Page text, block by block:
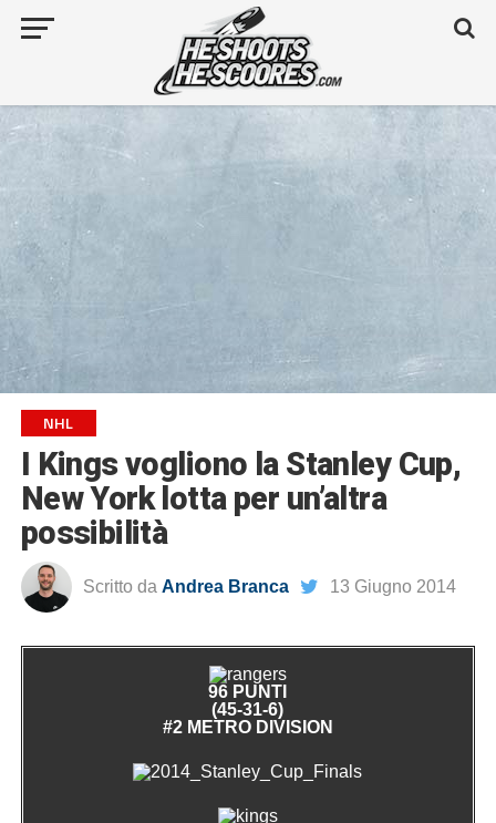
NHL
I Kings vogliono la Stanley Cup,
New York lotta per un’altra
possibilità
Scritto da Andrea Branca 13 Giugno 2014
96 PUNTI
(45-31-6)
#2 METRO DIVISION